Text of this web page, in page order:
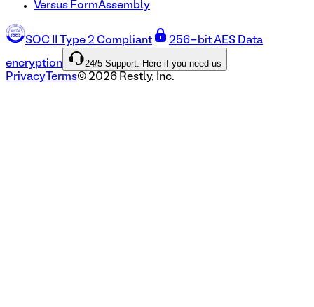
Versus FormAssembly
SOC II Type 2 Compliant 256-bit AES Data
encryption 24/5 Support. Here if you need us
Privacy Terms© 2026 Restly, Inc.